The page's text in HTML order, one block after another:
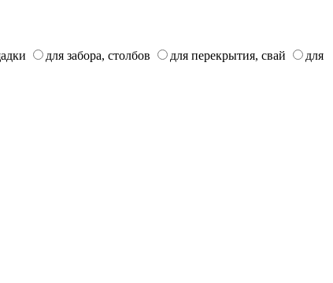
для забора, столбов для перекрытия, свай
для